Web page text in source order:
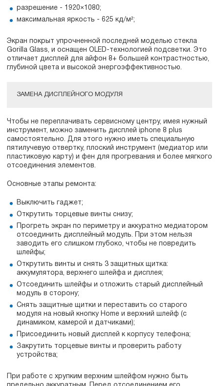
разрешение - 1920×1080;
максимальная яркость - 625 кд/м²;
Экран покрыт упрочненной последней моделью стекла
Gorilla Glass, и оснащен OLED-технологией подсветки. Это
отличает дисплей для айфон 8+ большей контрастностью,
глубиной цвета и высокой энергоэффективностью.
ЗАМЕНА ДИСПЛЕЙНОГО МОДУЛЯ
Чтобы не переплачивать сервисному центру, имея нужный
инструмент, можно заменить дисплей iphone 8 plus
самостоятельно. Для этого нужно иметь специальную
пятилучевую отвертку, плоский инструмент (медиатор или
пластиковую карту) и фен для прогревания и более мягкого
отсоединения элементов.
Основные этапы ремонта:
Выключить гаджет;
Открутить торцевые винты снизу;
Прогреть экран по периметру и аккуратно медиатором
отсоединить дисплейный модуль. При этом нельзя
заводить его слишком глубоко, чтобы не повредить
шлейфы;
Открутить винты и снять 3 защитных щитка:
аккумулятора, верхнего шлейфа и дисплея;
Отсоединить шлейфы и отложить старый дисплейный
модуль в сторону;
Снять защитные щитки и переставить со старого
модуля на новый кнопку Home и верхний шлейф (с
динамиком, камерой и датчиками);
Присоединить новый дисплей к корпусу телефона;
Закрутить торцевые винты и проверить работу
устройства;
При работе с хрупким верхним шлейфом нужно быть